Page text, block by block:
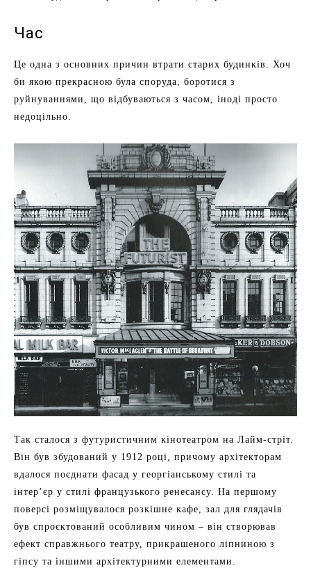
Час
Це одна з основних причин втрати старих будинків. Хоч
би якою прекрасною була споруда, боротися з
руйнуваннями, що відбуваються з часом, іноді просто
недоцільно.
Так сталося з футуристичним кінотеатром на Лайм-стріт.
Він був збудований у 1912 році, причому архітекторам
вдалося поєднати фасад у георгіанському стилі та
інтер’єр у стилі французького ренесансу. На першому
поверсі розміщувалося розкішне кафе, зал для глядачів
був спроєктований особливим чином – він створював
ефект справжнього театру, прикрашеного ліпниною з
гіпсу та іншими архітектурними елементами.